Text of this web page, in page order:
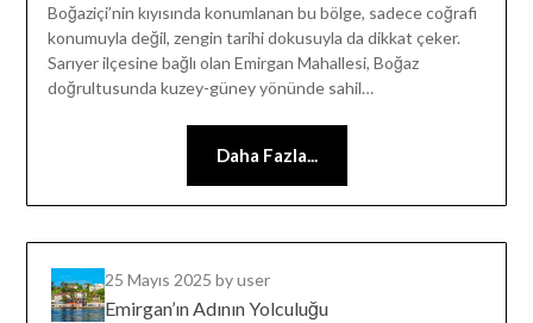
Boğaziçi’nin kıyısında konumlanan bu bölge, sadece coğrafi
konumuyla değil, zengin tarihi dokusuyla da dikkat çeker.
Sarıyer ilçesine bağlı olan Emirgan Mahallesi, Boğaz
doğrultusunda kuzey-güney yönünde sahil…
Daha Fazla...
25 Mayıs 2025by user
Emirgan’ın Adının Yolculuğu